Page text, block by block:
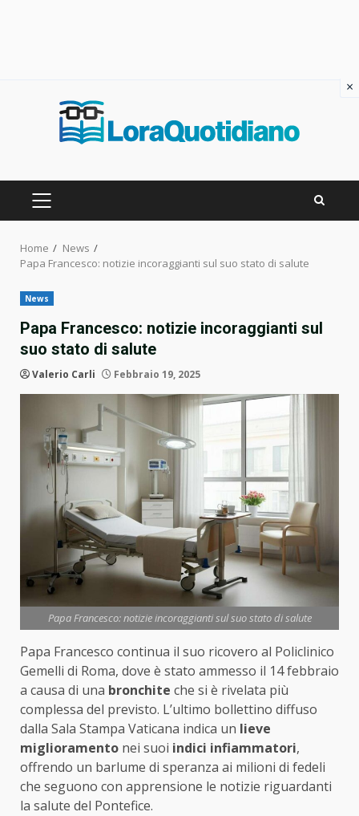
PRIMARY
Home
News
Papa Francesco: notizie incoraggianti sul suo stato di salute
News
Papa Francesco: notizie incoraggianti sul
suo stato di salute
Valerio Carli Febbraio 19, 2025
Papa Francesco: notizie incoraggianti sul suo stato di salute
Papa Francesco continua il suo ricovero al Policlinico
Gemelli di Roma, dove è stato ammesso il 14 febbraio
a causa di una bronchite che si è rivelata più
complessa del previsto. L’ultimo bollettino diffuso
dalla Sala Stampa Vaticana indica un lieve
miglioramento nei suoi indici infiammatori,
offrendo un barlume di speranza ai milioni di fedeli
che seguono con apprensione le notizie riguardanti
la salute del Pontefice.
×